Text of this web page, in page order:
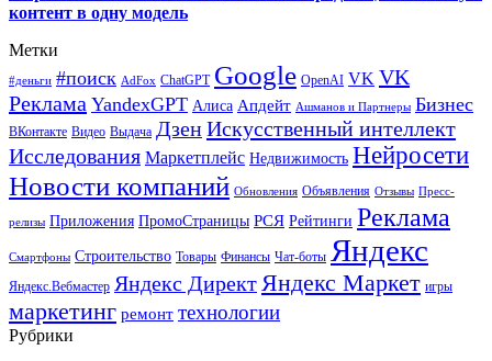
контент в одну модель
Метки
#деньги #поиск AdFox ChatGPT Google OpenAI VK VK
Реклама YandexGPT Алиса Апдейт Ашманов и Партнеры Бизнес
ВКонтакте Видео Выдача ДзенИскусственный интеллект
Исследования Маркетплейс Недвижимость Нейросети
Новости компаний Обновления Объявления Отзывы Пресс-
релизы Приложения ПромоСтраницы РСЯ Рейтинги Реклама
Смартфоны Строительство Товары Финансы Чат-боты Яндекс
Яндекс.Вебмастер Яндекс Директ Яндекс Маркет игры
маркетинг ремонт технологии
Рубрики